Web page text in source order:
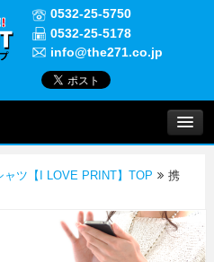
0532-25-5750
0532-25-5178
info@the271.co.jp
ツ【I LOVE PRINT】TOP
携